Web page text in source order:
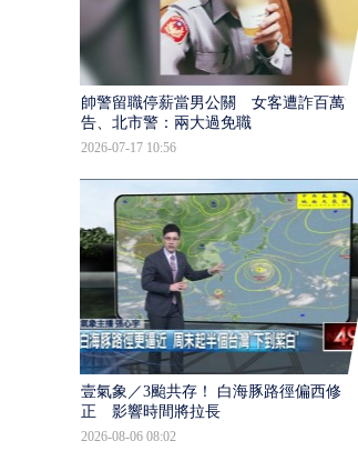
帥警留職停薪當男公關 女客遭詐百萬提
告、北市警：兩大過免職
2026-07-17 10:56
壹氣象／3颱共存！ 白海豚路徑偏西修
正 影響時間將拉長
2026-08-06 08:02